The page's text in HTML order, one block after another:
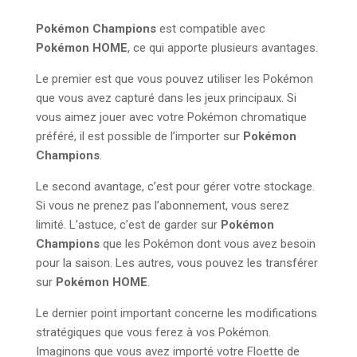
Pokémon Champions est compatible avec
Pokémon HOME, ce qui apporte plusieurs avantages.
Le premier est que vous pouvez utiliser les Pokémon
que vous avez capturé dans les jeux principaux. Si
vous aimez jouer avec votre Pokémon chromatique
préféré, il est possible de l’importer sur Pokémon
Champions
Le second avantage, c’est pour gérer votre stockage.
Si vous ne prenez pas l’abonnement, vous serez
limité. L’astuce, c’est de garder sur Pokémon
Champions que les Pokémon dont vous avez besoin
pour la saison. Les autres, vous pouvez les transférer
sur Pokémon HOME
Le dernier point important concerne les modifications
stratégiques que vous ferez à vos Pokémon.
Imaginons que vous avez importé votre Floette de